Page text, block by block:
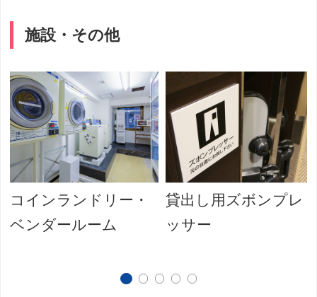
施設・その他
コインランドリー・
ベンダールーム
貸出し用ズボンプレ
ッサー